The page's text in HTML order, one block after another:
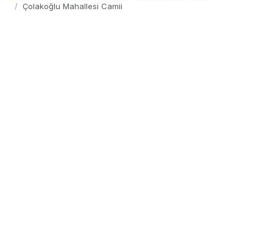
Çolakoğlu Mahallesi Camii